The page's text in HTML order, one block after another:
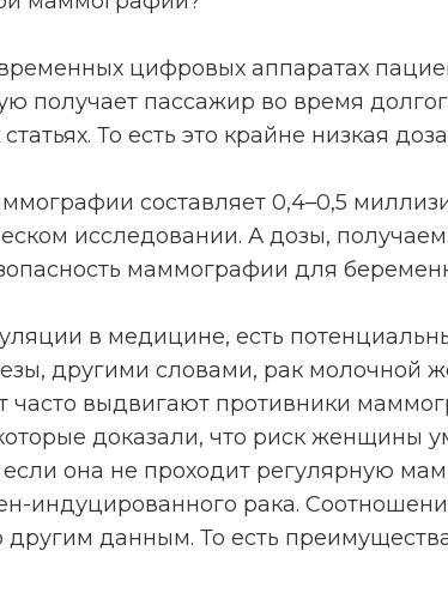
цифровых аппаратах
получает пассажир во время
То есть это крайне низкая
составляет 0,4–0,5
исследовании. А дозы,
маммографии для
в медицине, есть
другими словами, рак молочной
выдвигают противники
доказали, что риск женщины
она не проходит регулярную
индуцированного рака.
другим данным. То есть